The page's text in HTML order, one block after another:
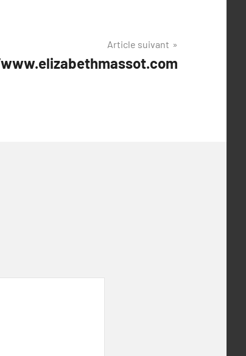
Article suivant